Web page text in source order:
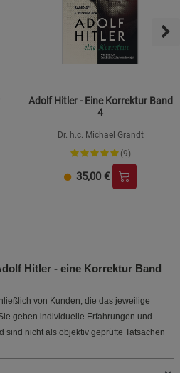
Adolf Hitler - Eine Korrektur Band
4
Dr. h.c. Michael Grandt
(9)
35,00 €
Hitler - eine Korrektur Band
von Kunden, die das jeweilige
geben individuelle Erfahrungen und
sind nicht als objektiv geprüfte Tatsachen